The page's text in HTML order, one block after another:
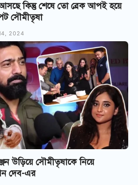
কিন্তু শেষে তো ব্রেক আপই হয়ে
সৌমীতৃষা
2024
উড়িয়ে সৌমীতৃষাকে নিয়ে
দেব-এর